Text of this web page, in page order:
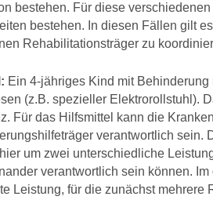
bestehen. Für diese
bestehen. In diesen Fällen gilt
Rehabilitationsträger zu
Ein 4-jähriges Kind mit
(z.B. spezieller Elektrorollstuhl).
Für das Hilfsmittel kann die
verantwortlich sein.
um zwei unterschiedliche
verantwortlich sein können.
Leistung, für die zunächst